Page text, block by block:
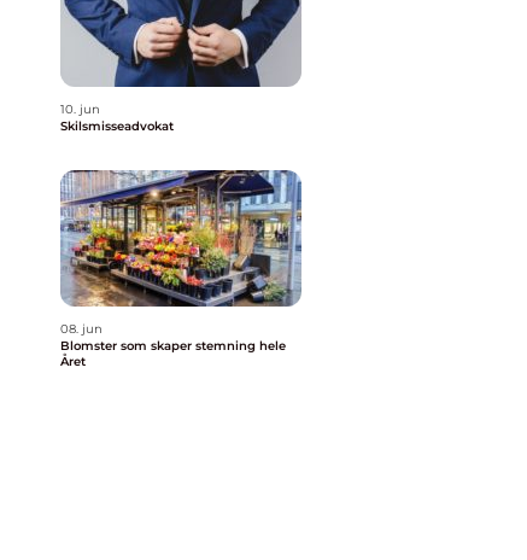
10. jun
Skilsmisseadvokat
08. jun
Blomster som skaper stemning hele
Året